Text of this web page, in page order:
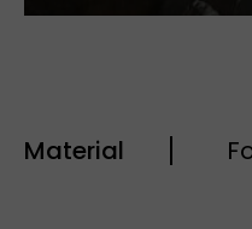
Material